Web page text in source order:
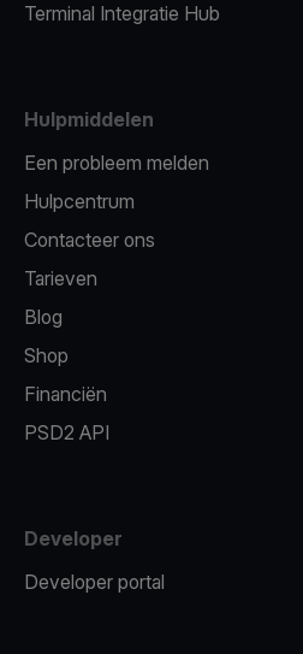
Terminal Integratie Hub
Hulpmiddelen
Een probleem melden
Hulpcentrum
Contacteer ons
Tarieven
Blog
Shop
Financiën
PSD2 API
Developer
Developer portal